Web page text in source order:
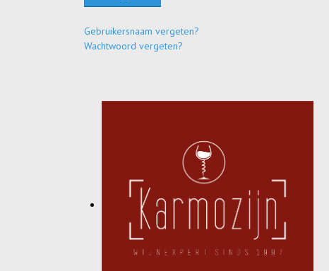
Gebruikersnaam vergeten?
Wachtwoord vergeten?